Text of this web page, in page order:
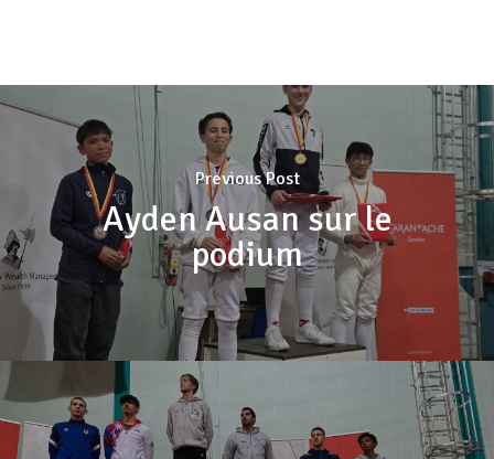
Previous Post
Ayden Ausan sur le
podium